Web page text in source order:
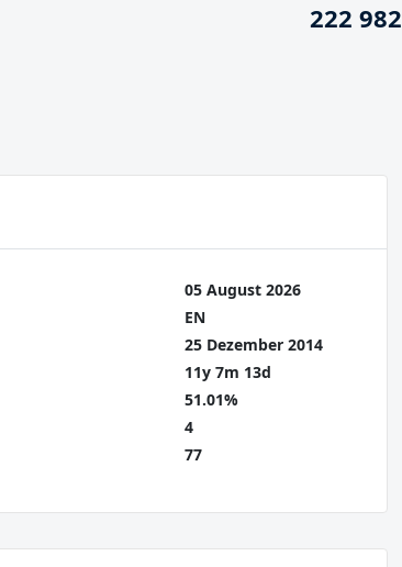
222 982
05 August 2026
EN
25 Dezember 2014
11y 7m 13d
51.01%
4
77